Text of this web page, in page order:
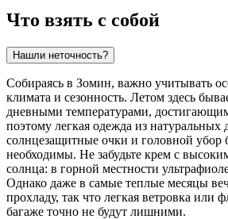
Что взять с собой
Нашли неточность?
Собираясь в Зомин, важно учитывать
климата и сезонность. Летом здесь
дневными температурами,
поэтому легкая одежда из
солнцезащитные очки и головной убор
необходимы. Не забудьте крем с
солнца: в горной местности
Однако даже в самые теплые месяцы
прохладу, так что легкая ветровка или
багаже точно не будут лишними.